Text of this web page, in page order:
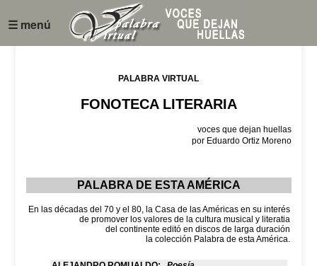
☰ menú
PALABRA VIRTUAL
FONOTECA LITERARIA
voces que dejan huellas
por Eduardo Ortiz Moreno
PALABRA DE ESTA AMÉRICA
En las décadas del 70 y el 80, la Casa de las Américas en su interés
de promover los valores de la cultura musical y literatia
del continente editó en discos de larga duración
la colección Palabra de esta América.